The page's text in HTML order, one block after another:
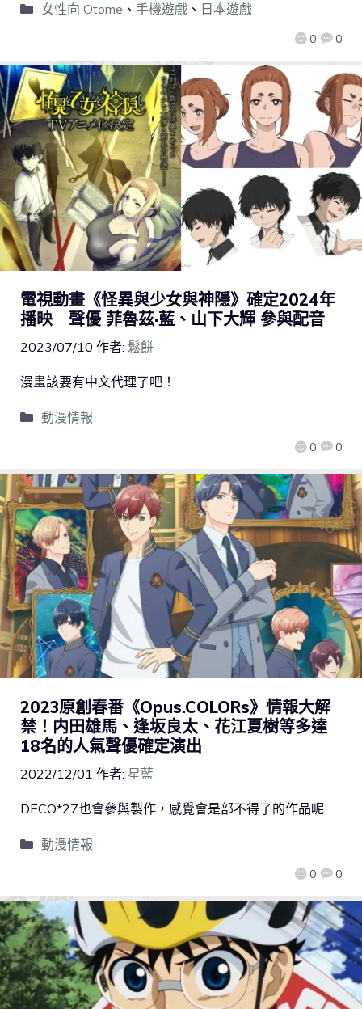
0 0
女性向 Otome 、 手機遊戲、 日本遊戲
電視動畫《怪異與少女與神隱》確定2024年
播映 聲優 菲魯茲·藍、山下大輝 參與配音
2023/07/10 作者: 鬆餅
0 0
漫畫該要有中文代理了吧！
動漫情報
2023原創春番《Opus.COLORs》情報大解
禁！内田雄馬、逢坂良太、花江夏樹等多達
18名的人氣聲優確定演出
2022/12/01 作者: 星藍
0 0
DECO*27也會參與製作，感覺會是部不得了的作品呢
動漫情報